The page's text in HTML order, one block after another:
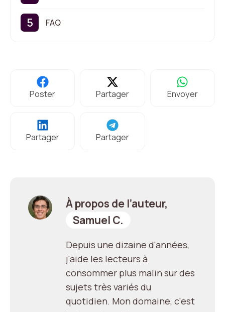
FAQ
Poster Partager Envoyer
Partager Partager
À propos de l’auteur,
Samuel C.
Depuis une dizaine d'années,
j'aide les lecteurs à
consommer plus malin sur des
sujets très variés du
quotidien. Mon domaine, c'est